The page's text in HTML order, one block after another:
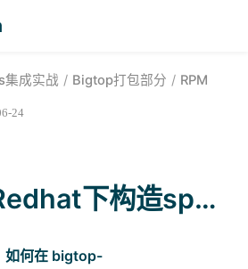
集成实战 Bigtop打包部分 RPM
24
Step5-Redhat下构造spec
如何在 bigtop-